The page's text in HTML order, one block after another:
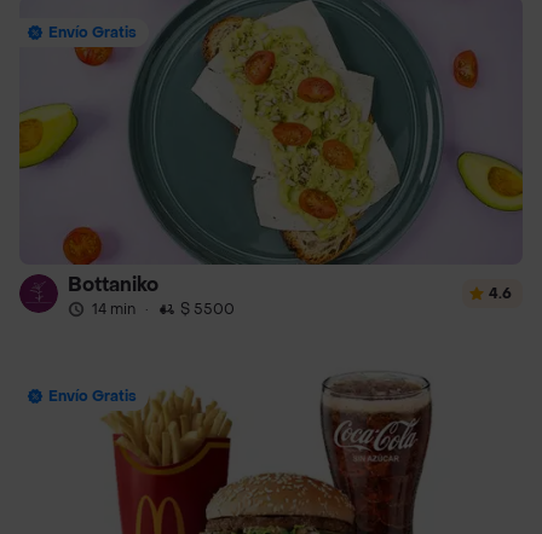
Envío Gratis
Bottaniko
14 min · $ 5500
4.6
Envío Gratis